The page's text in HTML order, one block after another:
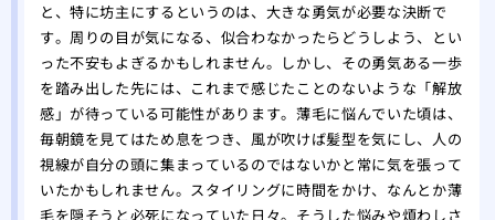
効で
薄
を
自
れ！
薄
院
と、特に坊主にするというのは、大きな勇気が必要な決断で
す。周りの目が気になる、似合わなかったらどうしよう、とい
った不安もよぎるかもしれません。しかし、その勇気ある一歩
を踏み出した先には、これまで感じたことのないような「解放
感」が待っている可能性があります。薄毛に悩んでいた頃は、
毎朝鏡を見てはため息をつき、風が吹けば髪型を気にし、人の
視線が自分の頭に集まっているのではないかと常に気を張って
いたかもしれません。スタイリングに時間をかけ、なんとか薄
毛を隠そうと必死になっていた日々。そうした悩みや煩わしさ